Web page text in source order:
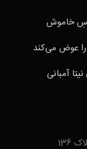
خاموش
را عوض می‌کند